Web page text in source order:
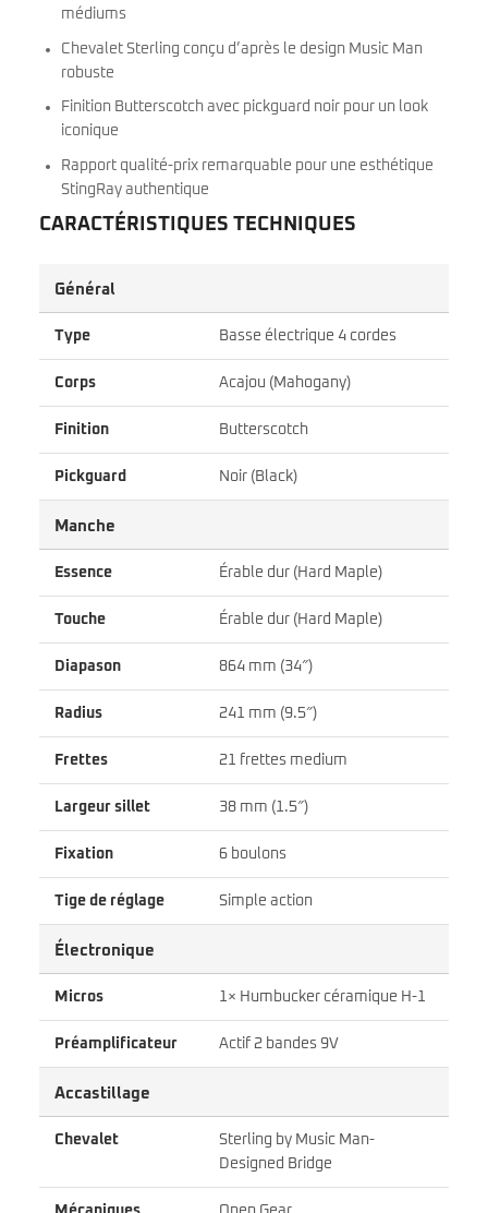
médiums
Chevalet Sterling conçu d’après le design Music Man
robuste
Finition Butterscotch avec pickguard noir pour un look
iconique
Rapport qualité-prix remarquable pour une esthétique
StingRay authentique
CARACTÉRISTIQUES TECHNIQUES
Général
Type Basse électrique 4 cordes
Corps Acajou (Mahogany)
Finition Butterscotch
Pickguard Noir (Black)
Manche
Essence Érable dur (Hard Maple)
Touche Érable dur (Hard Maple)
Diapason 864 mm (34″)
Radius 241 mm (9.5″)
Frettes 21 frettes medium
Largeur sillet 38 mm (1.5″)
Fixation 6 boulons
Tige de réglage Simple action
Électronique
Micros 1× Humbucker céramique H-1
Préamplificateur Actif 2 bandes 9V
Accastillage
Chevalet
Sterling by Music Man-
Designed Bridge